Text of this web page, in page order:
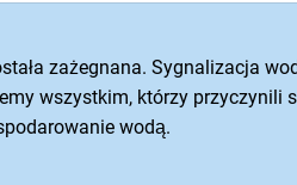
zażegnana. Sygnalizacja
wszystkim, którzy przyczynili
wodą.